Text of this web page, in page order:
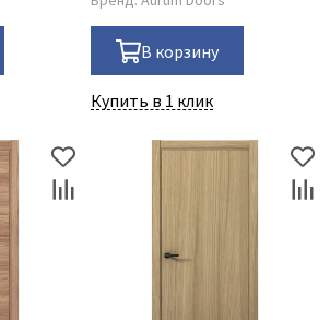
В корзину
Купить в 1 клик